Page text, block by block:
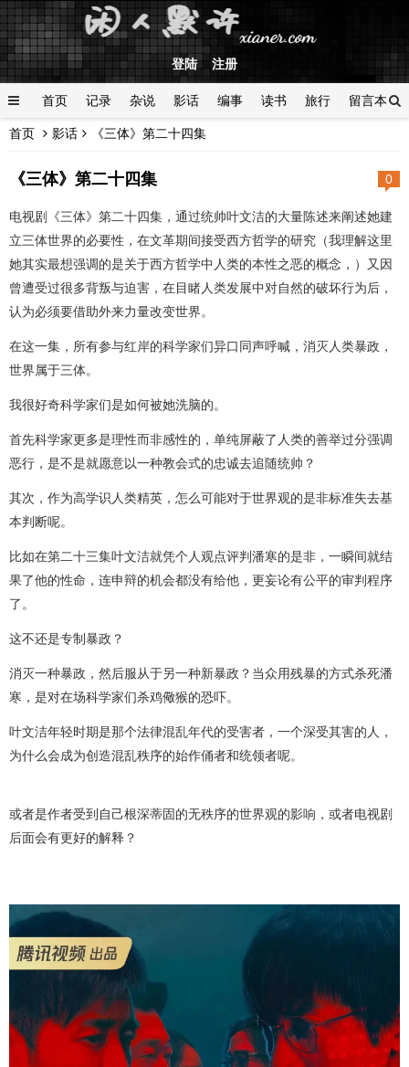
登陆 注册
首页 记录 杂说 影话 编事 读书 旅行 留言本
登陆
首页 影话 《三体》第二十四集
0
《三体》第二十四集
电视剧《三体》第二十四集，通过统帅叶文洁的大量陈述来阐述她建
立三体世界的必要性，在文革期间接受西方哲学的研究（我理解这里
她其实最想强调的是关于西方哲学中人类的本性之恶的概念，）又因
曾遭受过很多背叛与迫害，在目睹人类发展中对自然的破坏行为后，
认为必须要借助外来力量改变世界。
在这一集，所有参与红岸的科学家们异口同声呼喊，消灭人类暴政，
世界属于三体。
我很好奇科学家们是如何被她洗脑的。
首先科学家更多是理性而非感性的，单纯屏蔽了人类的善举过分强调
恶行，是不是就愿意以一种教会式的忠诚去追随统帅？
其次，作为高学识人类精英，怎么可能对于世界观的是非标准失去基
本判断呢。
比如在第二十三集叶文洁就凭个人观点评判潘寒的是非，一瞬间就结
果了他的性命，连申辩的机会都没有给他，更妄论有公平的审判程序
了。
这不还是专制暴政？
消灭一种暴政，然后服从于另一种新暴政？当众用残暴的方式杀死潘
寒，是对在场科学家们杀鸡儆猴的恐吓。
叶文洁年轻时期是那个法律混乱年代的受害者，一个深受其害的人，
为什么会成为创造混乱秩序的始作俑者和统领者呢。
或者是作者受到自己根深蒂固的无秩序的世界观的影响，或者电视剧
后面会有更好的解释？